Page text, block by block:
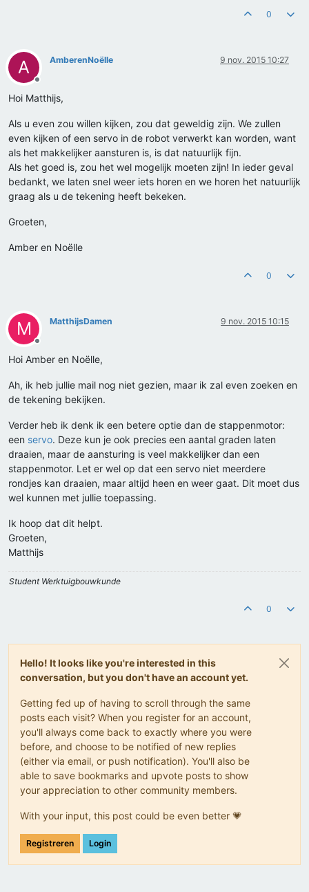
0
A
Offline
AmberenNoëlle 9 nov. 2015 10:27
Hoi Matthijs,
Als u even zou willen kijken, zou dat geweldig zijn. We zullen
even kijken of een servo in de robot verwerkt kan worden, want
als het makkelijker aansturen is, is dat natuurlijk fijn.
Als het goed is, zou het wel mogelijk moeten zijn! In ieder geval
bedankt, we laten snel weer iets horen en we horen het natuurlijk
graag als u de tekening heeft bekeken.
Groeten,
Amber en Noëlle
0
M
Offline
MatthijsDamen 9 nov. 2015 10:15
Hoi Amber en Noëlle,
Ah, ik heb jullie mail nog niet gezien, maar ik zal even zoeken en
de tekening bekijken.
Verder heb ik denk ik een betere optie dan de stappenmotor:
een servo. Deze kun je ook precies een aantal graden laten
draaien, maar de aansturing is veel makkelijker dan een
stappenmotor. Let er wel op dat een servo niet meerdere
rondjes kan draaien, maar altijd heen en weer gaat. Dit moet dus
wel kunnen met jullie toepassing.
Ik hoop dat dit helpt.
Groeten,
Matthijs
Student Werktuigbouwkunde
0
Hello! It looks like you're interested in this
conversation, but you don't have an account yet.
Getting fed up of having to scroll through the same
posts each visit? When you register for an account,
you'll always come back to exactly where you were
before, and choose to be notified of new replies
(either via email, or push notification). You'll also be
able to save bookmarks and upvote posts to show
your appreciation to other community members.
With your input, this post could be even better 💗
Registreren Login